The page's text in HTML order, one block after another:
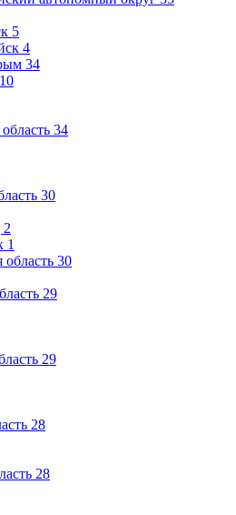
5
4
34
10
34
30
2
1
область 30
29
29
28
28